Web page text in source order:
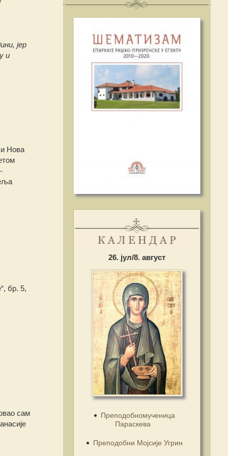
јер
и
Нова
бр. 5,
сам
26. јул/8. август
Преподобномученица
Параскева
Преподобни Мојсије Угрин